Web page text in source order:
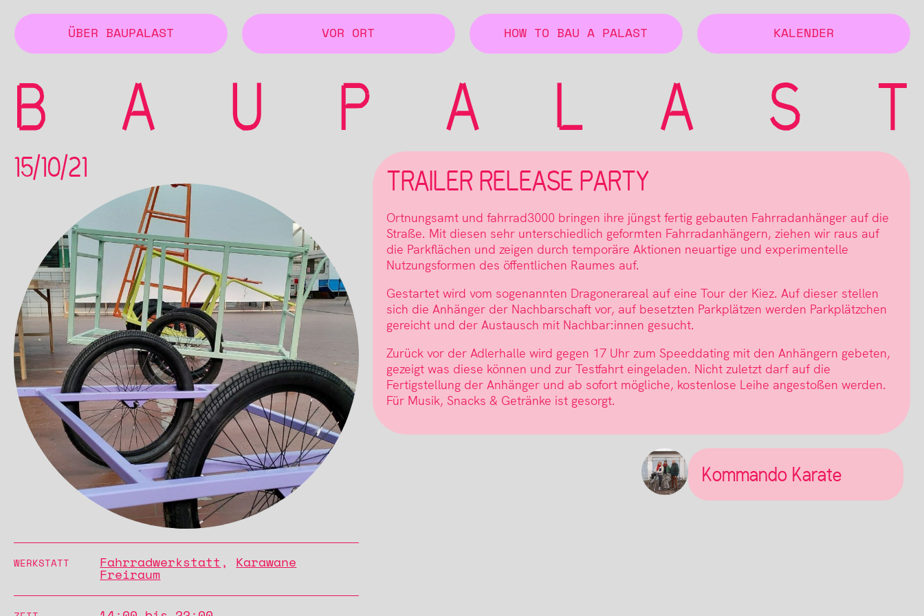
ÜBER BAUPALAST VOR ORT HOW TO BAU A PALAST KALENDER
15/10/21
WERKSTATT Fahrradwerkstatt ,
Karawane
Freiraum
TRAILER RELEASE PARTY
Ortnungsamt und fahrrad3000 bringen ihre jüngst fertig gebauten Fahrradanhänger auf die
Straße. Mit diesen sehr unterschiedlich geformten Fahrradanhängern, ziehen wir raus auf
die Parkflächen und zeigen durch temporäre Aktionen neuartige und experimentelle
Nutzungsformen des öffentlichen Raumes auf.
Gestartet wird vom sogenannten Dragonerareal auf eine Tour der Kiez. Auf dieser stellen
sich die Anhänger der Nachbarschaft vor, auf besetzten Parkplätzen werden Parkplätzchen
gereicht und der Austausch mit Nachbar:innen gesucht.
Zurück vor der Adlerhalle wird gegen 17 Uhr zum Speeddating mit den Anhängern gebeten,
gezeigt was diese können und zur Testfahrt eingeladen. Nicht zuletzt darf auf die
Fertigstellung der Anhänger und ab sofort mögliche, kostenlose Leihe angestoßen werden.
Für Musik, Snacks & Getränke ist gesorgt.
Kommando Karate